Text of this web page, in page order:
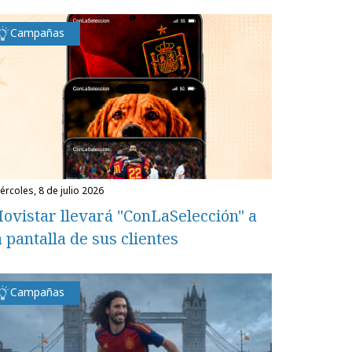
Campañas
8 de julio 2026
llevará "ConLaSelección" a
pantalla de sus clientes
Campañas